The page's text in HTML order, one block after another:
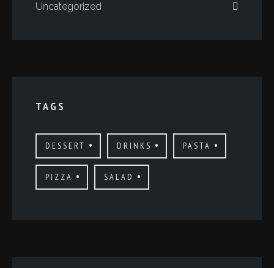
Uncategorized
TAGS
DESSERT DRINKS PASTA
PIZZA SALAD